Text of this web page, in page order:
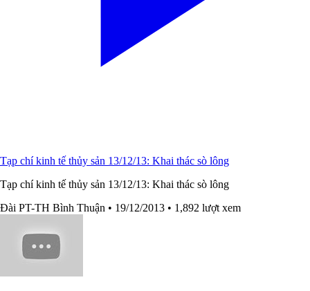
Tạp chí kinh tế thủy sản 13/12/13: Khai thác sò lông
Tạp chí kinh tế thủy sản 13/12/13: Khai thác sò lông
Đài PT-TH Bình Thuận • 19/12/2013 • 1,892 lượt xem